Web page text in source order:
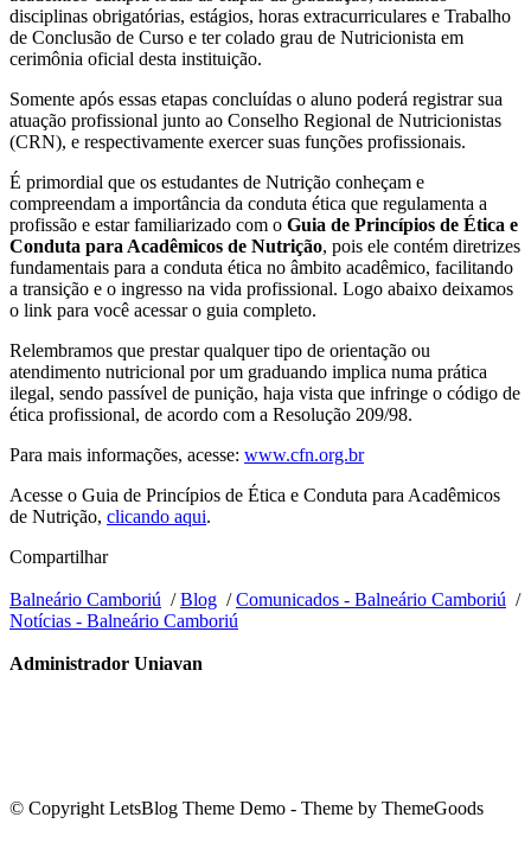
disciplinas obrigatórias, estágios, horas extracurriculares e Trabalho
de Conclusão de Curso e ter colado grau de Nutricionista em
cerimônia oficial desta instituição.
Somente após essas etapas concluídas o aluno poderá registrar sua
atuação profissional junto ao Conselho Regional de Nutricionistas
(CRN), e respectivamente exercer suas funções profissionais.
É primordial que os estudantes de Nutrição conheçam e
compreendam a importância da conduta ética que regulamenta a
profissão e estar familiarizado com o Guia de Princípios de Ética e
Conduta para Acadêmicos de Nutrição, pois ele contém diretrizes
fundamentais para a conduta ética no âmbito acadêmico, facilitando
a transição e o ingresso na vida profissional. Logo abaixo deixamos
o link para você acessar o guia completo.
Relembramos que prestar qualquer tipo de orientação ou
atendimento nutricional por um graduando implica numa prática
ilegal, sendo passível de punição, haja vista que infringe o código de
ética profissional, de acordo com a Resolução 209/98.
Para mais informações, acesse: www.cfn.org.br
Acesse o Guia de Princípios de Ética e Conduta para Acadêmicos
de Nutrição, clicando aqui.
Compartilhar
Balneário Camboriú /Blog /Comunicados - Balneário Camboriú /
Notícias - Balneário Camboriú
Administrador Uniavan
© Copyright LetsBlog Theme Demo - Theme by ThemeGoods